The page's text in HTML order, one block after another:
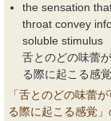
the sensation
throat convey
soluble stimulus
舌とのどの味蕾
る際に起こる感覚
「舌とのどの味蕾
る際に起こる感覚